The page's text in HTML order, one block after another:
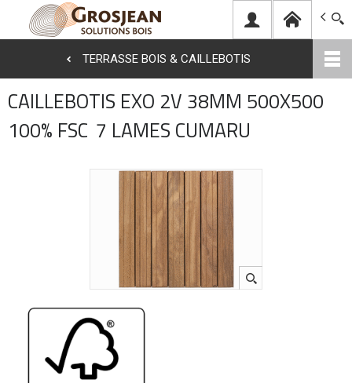
au
contenu
principal
TERRASSE BOIS & CAILLEBOTIS
CAILLEBOTIS EXO 2V 38MM 500X500
100% FSC 7 LAMES CUMARU